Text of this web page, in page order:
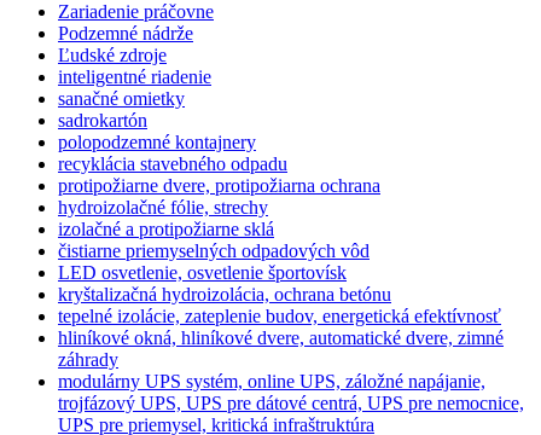
Zariadenie práčovne
Podzemné nádrže
Ľudské zdroje
inteligentné riadenie
sanačné omietky
sadrokartón
polopodzemné kontajnery
recyklácia stavebného odpadu
protipožiarne dvere, protipožiarna ochrana
hydroizolačné fólie, strechy
izolačné a protipožiarne sklá
čistiarne priemyselných odpadových vôd
LED osvetlenie, osvetlenie športovísk
kryštalizačná hydroizolácia, ochrana betónu
tepelné izolácie, zateplenie budov, energetická efektívnosť
hliníkové okná, hliníkové dvere, automatické dvere, zimné
záhrady
modulárny UPS systém, online UPS, záložné napájanie,
trojfázový UPS, UPS pre dátové centrá, UPS pre nemocnice,
UPS pre priemysel, kritická infraštruktúra